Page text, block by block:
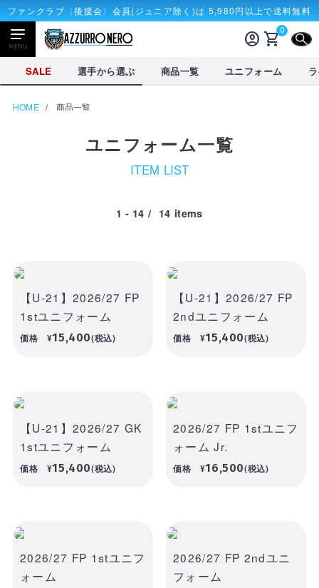
ファンクラブ〈後援会〉会員(ジュニア除く)は 5,980円以上で送料無料
MENU account_circle shopping_cart0
SALE 選手から選ぶ 商品一覧 ユニフォーム
CLOSE
Tシャツ
account_circle ログイン
選手から選ぶ
新着商品
SALE
商品一覧
FP2nd
ライフスタイル
コラボレーション
CLOSE
HOME 商品一覧
ユニフォーム一覧
ITEM LIST
1 - 14 / 14 items
【U-21】2026/27 FP
1stユニフォーム
価格 ¥15,400(税込)
【U-21】2026/27 FP
2ndユニフォーム
価格 ¥15,400(税込)
【U-21】2026/27 GK
1stユニフォーム
価格 ¥15,400(税込)
2026/27 FP 1stユニフ
ォーム Jr.
価格 ¥16,500(税込)
2026/27 FP 1stユニフ
ォーム
2026/27 FP 2ndユニ
フォーム